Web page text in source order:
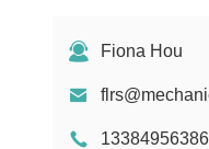
Fiona Hou
13384956386